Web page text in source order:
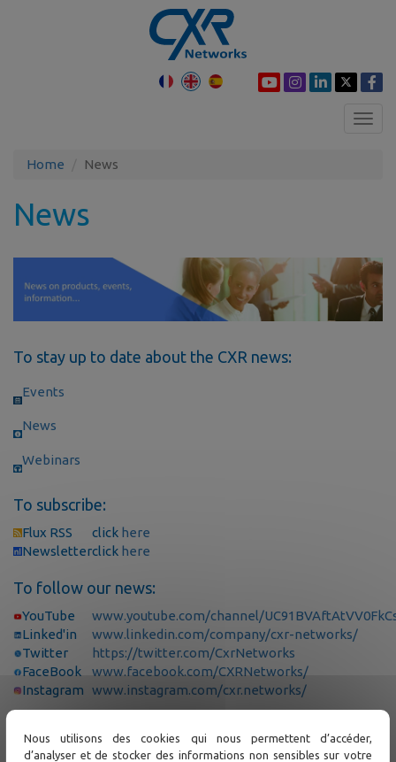
Home News
News
To stay up to date about the CXR news:
Events
News
Webinars
To subscribe:
Flux RSS click here
Newsletterclick here
To follow our news:
YouTube
www.youtube.com/channel/
Linked'in
www.linkedin.com/company/cxr-networks/
Twitter
https://twitter.com/CxrNetworks
FaceBook
www.facebook.com/CXRNetworks/
Instagram www.instagram.com/cxr.networks/
Support
Nous utilisons des cookies qui nous permettent d’accéder,
d’analyser et de stocker des informations non sensibles sur votre